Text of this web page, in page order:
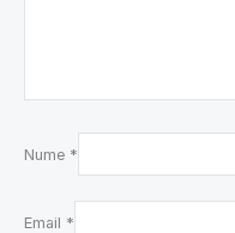
Nume *
Email *